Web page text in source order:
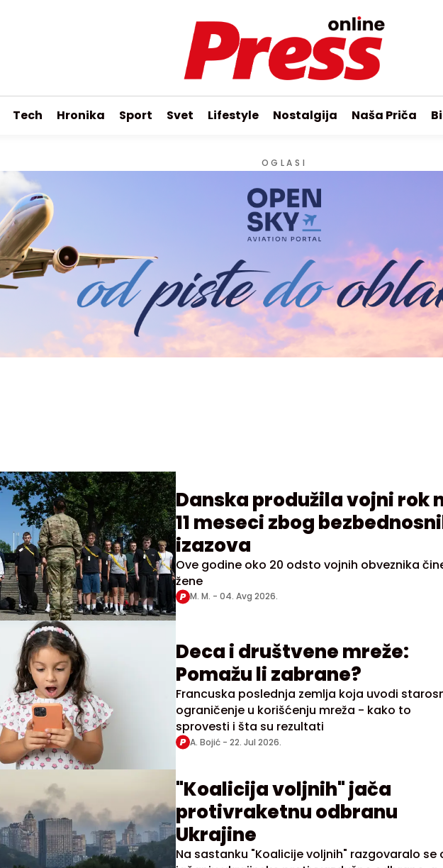
Tech Hronika Sport Svet Lifestyle Nostalgija Naša Priča
OGLASI
Danska produžila vojni rok
11 meseci zbog
izazova
Ove godine oko 20 odsto vojnih obveznika
žene
M. M. - 04. Avg 2026.
Deca i društvene mreže:
Pomažu li zabrane?
Francuska poslednja zemlja koja uvodi
ograničenje u korišćenju mreža - kako to
sprovesti i šta su rezultati
A. Bojić - 22. Jul 2026.
"Koalicija voljnih" jača
protivraketnu odbranu
Ukrajine
Na sastanku "Koalicije voljnih" razgovaralo se